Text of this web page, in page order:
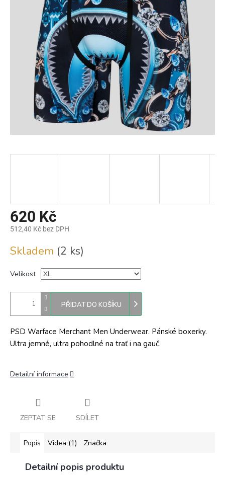
620 Kč
512,40 Kč bez DPH
cena:
Skladem (2 ks)
Velikost
PŘIDAT DO KOŠÍKU
PSD Warface Merchant Men Underwear. Pánské boxerky.
Ultra jemné, ultra pohodlné na trať i na gauč.
Detailní informace
ZEPTAT SE SDÍLET
Popis Videa (1) Značka
Detailní popis produktu